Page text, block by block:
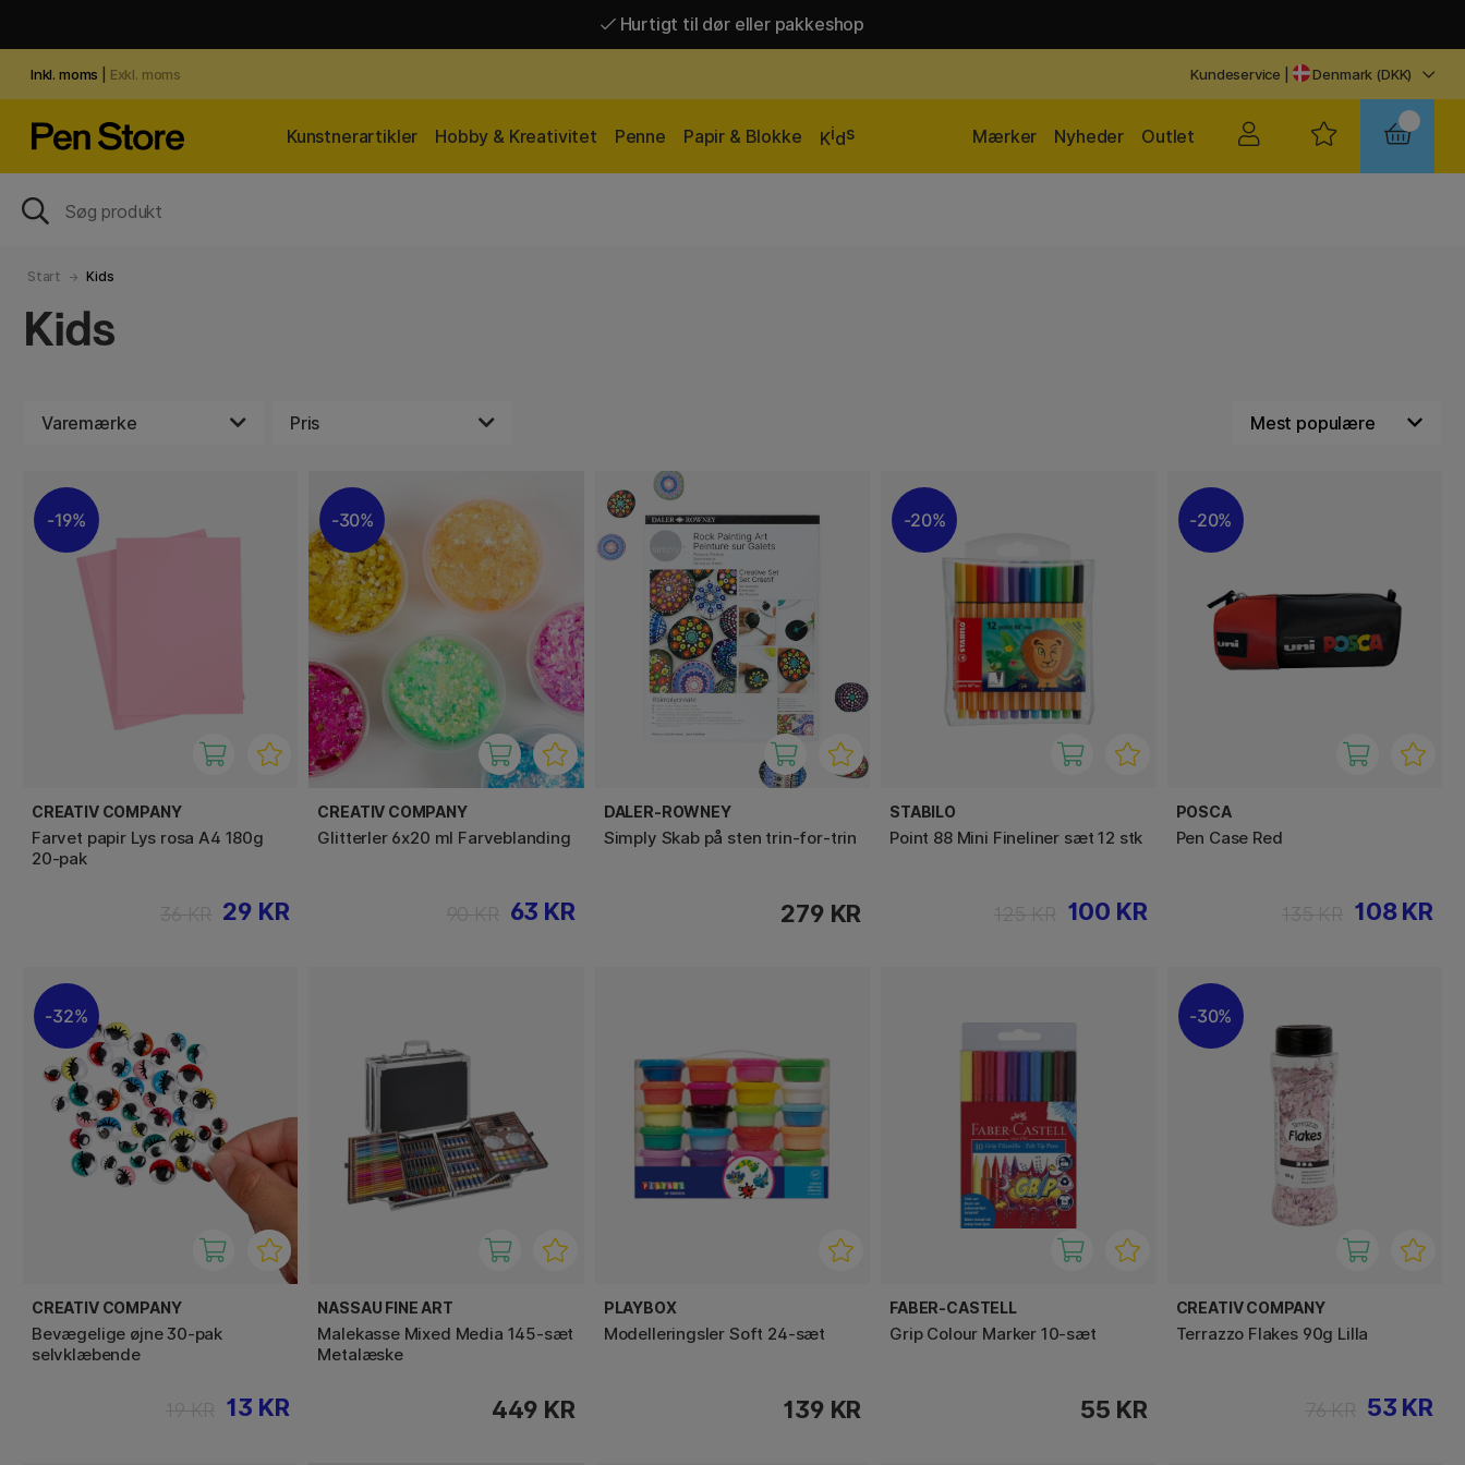
Hurtigt til dør eller pakkeshop
Inkl. moms Exkl. moms Kundeservice Denmark (DKK)
Kunstnerartikler Hobby & Kreativitet Penne Papir & Blokke Kids Outlet
Nyheder
Mærker
Start Kids
Kids
Varemærke Pris
19%
CREATIV COMPANY
Farvet papir Lys rosa A4 180g
20-pak
29 KR
30%
CREATIV COMPANY
Glitterler 6x20 ml Farveblanding
63 KR
DALER-ROWNEY
Simply Skab på sten trin-for-trin
279 KR
20%
STABILO
Point 88 Mini Fineliner sæt 12 stk
100 KR
20%
POSCA
Pen Case Red
108 KR
32%
CREATIV COMPANY
Bevægelige øjne 30-pak
selvklæbende
13 KR
NASSAU FINE ART
Malekasse Mixed Media 145-sæt
Metalæske
449 KR
PLAYBOX
Modelleringsler Soft 24-sæt
139 KR
FABER-CASTELL
Grip Colour Marker 10-sæt
55 KR
30%
CREATIV COMPANY
Terrazzo Flakes 90g Lilla
53 KR